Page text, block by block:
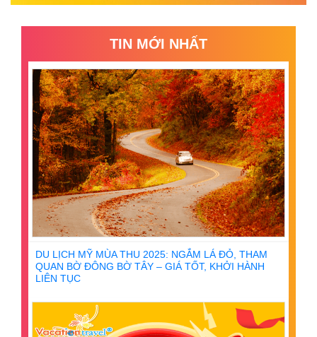
TIN MỚI NHẤT
DU LỊCH MỸ MÙA THU 2025: NGẮM LÁ ĐỎ, THAM
QUAN BỜ ĐÔNG BỜ TÂY – GIÁ TỐT, KHỞI HÀNH
LIÊN TỤC